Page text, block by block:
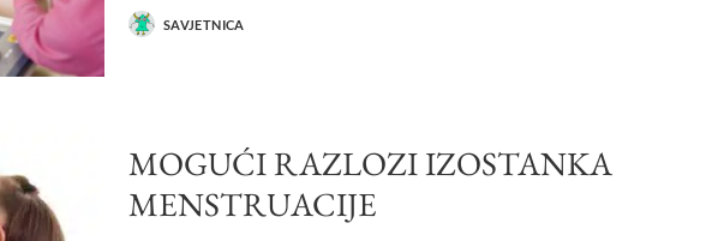
POSTED
BY
SAVJETNICA
MOGUĆI RAZLOZI IZOSTANKA
MENSTRUACIJE